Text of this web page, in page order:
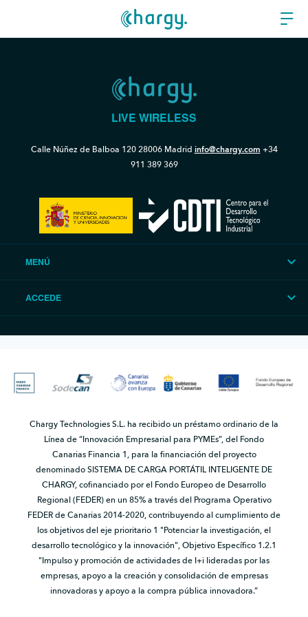
LIVE WIRELESS
Calle Núñez de Balboa 12028006 Madrid info@chargy.com +34
911 389 369
MENÚ
ACCEDE
Chargy Technologies S.L. ha recibido un préstamo ordinario de la
Línea de “Innovación Empresarial para PYMEs”, del Fondo
Canarias Financia 1, para la financiación del proyecto
denominado SISTEMA DE CARGA PORTÁTIL INTELIGENTE DE
CHARGY, cofinanciado por el Fondo Europeo de Desarrollo
Regional (FEDER) en un 85% a través del Programa Operativo
FEDER de Canarias 2014-2020, contribuyendo al cumplimiento de
los objetivos del eje prioritario 1 "Potenciar la investigación, el
desarrollo tecnológico y la innovación", Objetivo Específico 1.2.1
"Impulso y promoción de actividades de I+i lideradas por las
empresas, apoyo a la creación y consolidación de empresas
innovadoras y apoyo a la compra pública innovadora.”